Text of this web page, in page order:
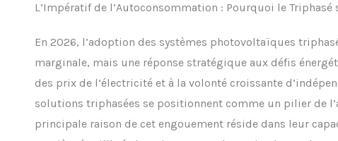
L’Impératif de l’Autoconsommation : Pourquoi le Triphasé
En 2026, l’adoption des systèmes photovoltaïques
marginale, mais une réponse stratégique aux défis
des prix de l’électricité et à la volonté croissante
solutions triphasées se positionnent comme un pilier de
principale raison de cet engouement réside dans leur